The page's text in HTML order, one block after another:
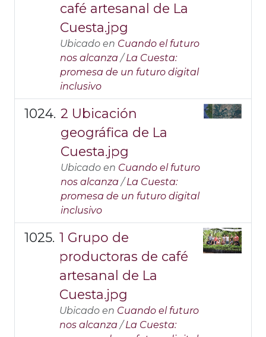
café artesanal de La
Cuesta.jpg
Ubicado en Cuando el futuro
nos alcanza /La Cuesta:
promesa de un futuro digital
inclusivo
2 Ubicación
geográfica de La
Cuesta.jpg
Ubicado en Cuando el futuro
nos alcanza /La Cuesta:
promesa de un futuro digital
inclusivo
1 Grupo de
productoras de café
artesanal de La
Cuesta.jpg
Ubicado en Cuando el futuro
nos alcanza /La Cuesta: